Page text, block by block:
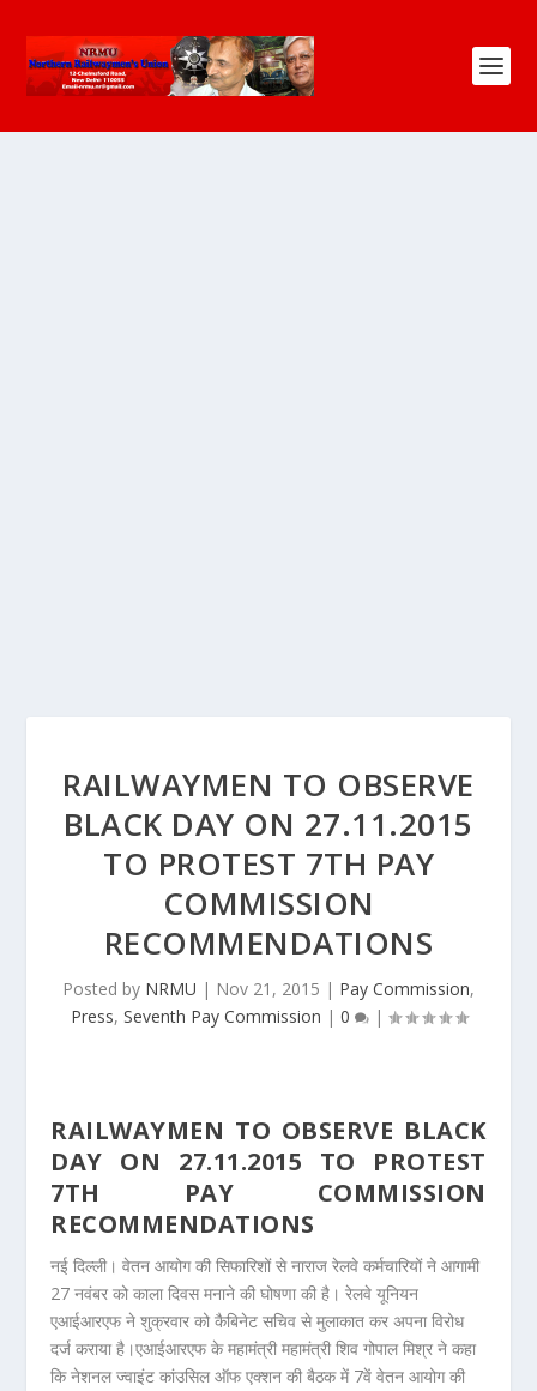
RAILWAYMEN TO OBSERVE
BLACK DAY ON 27.11.2015
TO PROTEST 7TH PAY
COMMISSION
RECOMMENDATIONS
Posted by NRMU | Nov 21, 2015 | Pay Commission,
Press, Seventh Pay Commission | 0 |
RAILWAYMEN TO OBSERVE BLACK
DAY ON 27.11.2015 TO PROTEST
7TH PAY COMMISSION
RECOMMENDATIONS
नई दिल्ली। वेतन आयोग की सिफारिशों से नाराज रेलवे कर्मचारियों ने आगामी
27 नवंबर को काला दिवस मनाने की घोषणा की है। रेलवे यूनियन
एआईआरएफ ने शुक्रवार को कैबिनेट सचिव से मुलाकात कर अपना विरोध
दर्ज कराया है।एआईआरएफ के महामंत्री महामंत्री शिव गोपाल मिश्र ने कहा
कि नेशनल ज्वाइंट कांउसिल ऑफ एक्शन की बैठक में 7वें वेतन आयोग की